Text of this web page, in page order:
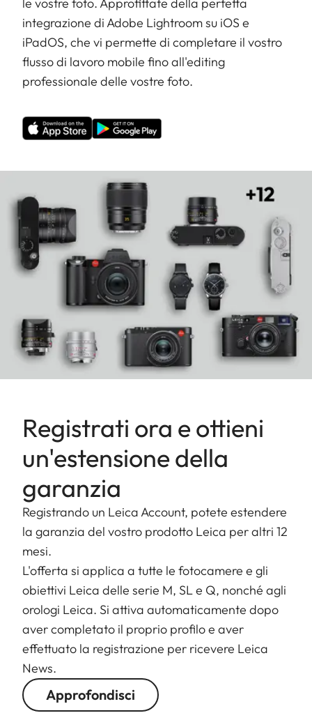
le vostre foto. Approfittate della perfetta
integrazione di Adobe Lightroom su iOS e
iPadOS, che vi permette di completare il vostro
flusso di lavoro mobile fino all'editing
professionale delle vostre foto.
Registrati ora e ottieni
un'estensione della
garanzia
Registrando un Leica Account, potete estendere
la garanzia del vostro prodotto Leica per altri 12
mesi.
L'offerta si applica a tutte le fotocamere e gli
obiettivi Leica delle serie M, SL e Q, nonché agli
orologi Leica. Si attiva automaticamente dopo
aver completato il proprio profilo e aver
effettuato la registrazione per ricevere Leica
News.
Approfondisci